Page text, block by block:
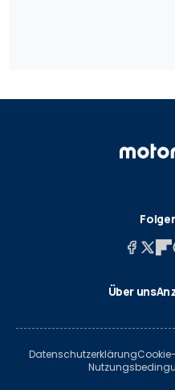
Über uns
Datenschutzerklärung